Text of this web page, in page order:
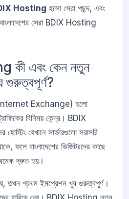
Hosting হলো সেরা পছন্দ, এবং
বাংলাদেশের সেরা BDIX Hosting
এবং কেন নতুন
গুরুত্বপূর্ণ?
Exchange) হলো
বিনিময় কেন্দ্র। BDIX
যেখানে সার্ভারগুলো সরাসরি
ফলে বাংলাদেশের ভিজিটরদের কাছে
দ্রুত হয়।
তখন প্রথম ইমপ্রেশন খুব গুরুত্বপূর্ণ।